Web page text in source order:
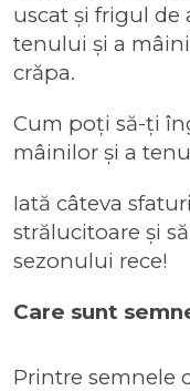
uscat și frigul de
tenului și a
crăpa.
Cum poți să-ți
mâinilor și a
Iată câteva
strălucitoare și
sezonului rece!
Care sunt
Printre semnele